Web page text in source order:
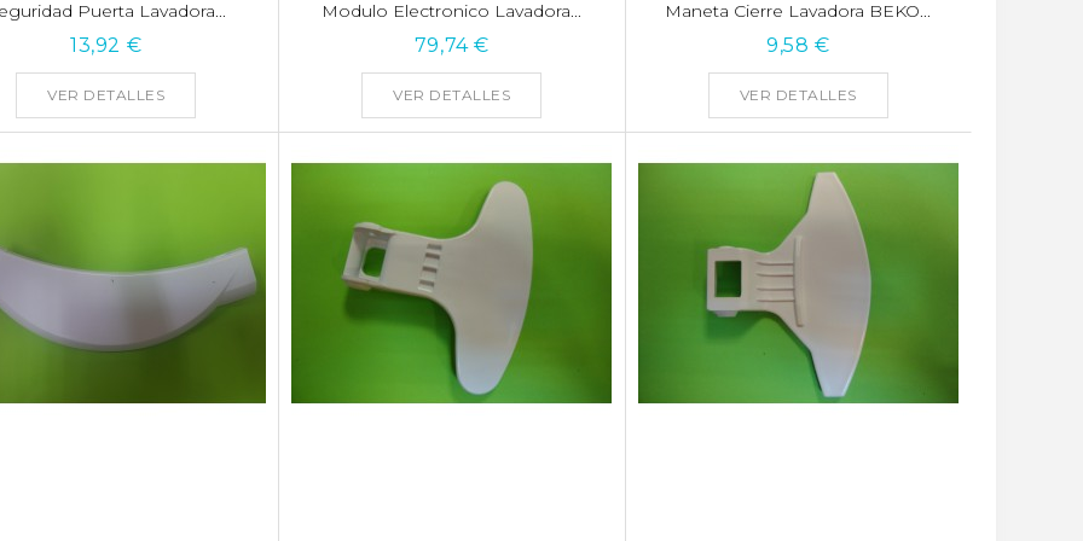
Puerta Lavadora...
13,92 €
VER DETALLES
Modulo Electronico Lavadora...
79,74 €
VER DETALLES
Maneta Cierre Lavadora BEKO...
9,58 €
VER DETALLES